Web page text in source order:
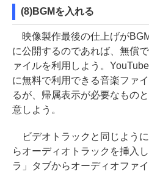
(8)BGMを入れる
映像製作最後の仕上げが
に公開するのであれば、無償
ァイルを利用しよう。
に無料で利用できる音楽ファ
るが、帰属表示が必要なもの
意しよう。
ビデオトラックと同じよう
らオーディオトラックを挿入
ラ」タブからオーディオファ